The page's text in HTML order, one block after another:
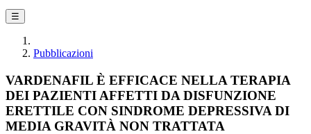
☰
Pubblicazioni
VARDENAFIL È EFFICACE NELLA TERAPIA
DEI PAZIENTI AFFETTI DA DISFUNZIONE
ERETTILE CON SINDROME DEPRESSIVA DI
MEDIA GRAVITÀ NON TRATTATA